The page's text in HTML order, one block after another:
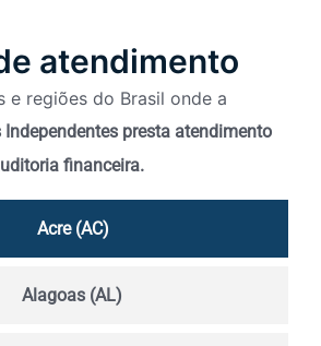
atendimento
e regiões do Brasil onde a
Independentes presta atendimento
financeira.
Acre (AC)
Alagoas (AL)